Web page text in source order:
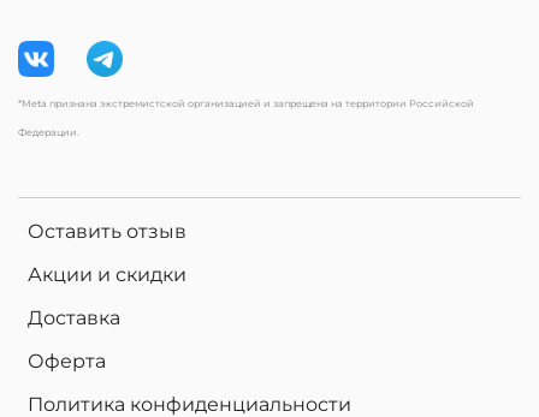
Оставить отзыв
Акции и скидки
Доставка
Оферта
Политика конфиденциальности
*Meta признана экстремистской организацией и запрещена на территории Российской
Федерации.